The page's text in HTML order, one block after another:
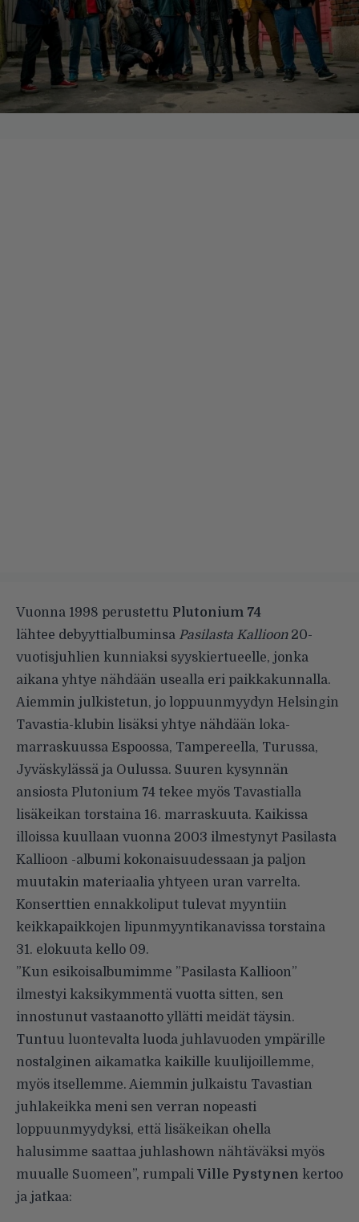
Vuonna 1998 perustettu Plutonium 74
lähtee debyyttialbuminsa Pasilasta Kallioon20-
vuotisjuhlien kunniaksi syyskiertueelle, jonka
aikana yhtye nähdään usealla eri paikkakunnalla.
Aiemmin julkistetun, jo loppuunmyydyn Helsingin
Tavastia-klubin lisäksi yhtye nähdään loka-
marraskuussa Espoossa, Tampereella, Turussa,
Jyväskylässä ja Oulussa. Suuren kysynnän
ansiosta Plutonium 74 tekee myös Tavastialla
lisäkeikan torstaina 16. marraskuuta. Kaikissa
illoissa kuullaan vuonna 2003 ilmestynyt Pasilasta
Kallioon -albumi kokonaisuudessaan ja paljon
muutakin materiaalia yhtyeen uran varrelta.
Konserttien ennakkoliput tulevat myyntiin
keikkapaikkojen lipunmyyntikanavissa torstaina
31. elokuuta kello 09.
”Kun esikoisalbumimme ”Pasilasta Kallioon”
ilmestyi kaksikymmentä vuotta sitten, sen
innostunut vastaanotto yllätti meidät täysin.
Tuntuu luontevalta luoda juhlavuoden ympärille
nostalginen aikamatka kaikille kuulijoillemme,
myös itsellemme. Aiemmin julkaistu Tavastian
juhlakeikka meni sen verran nopeasti
loppuunmyydyksi, että lisäkeikan ohella
halusimme saattaa juhlashown nähtäväksi myös
muualle Suomeen”, rumpali Ville Pystynen kertoo
ja jatkaa: